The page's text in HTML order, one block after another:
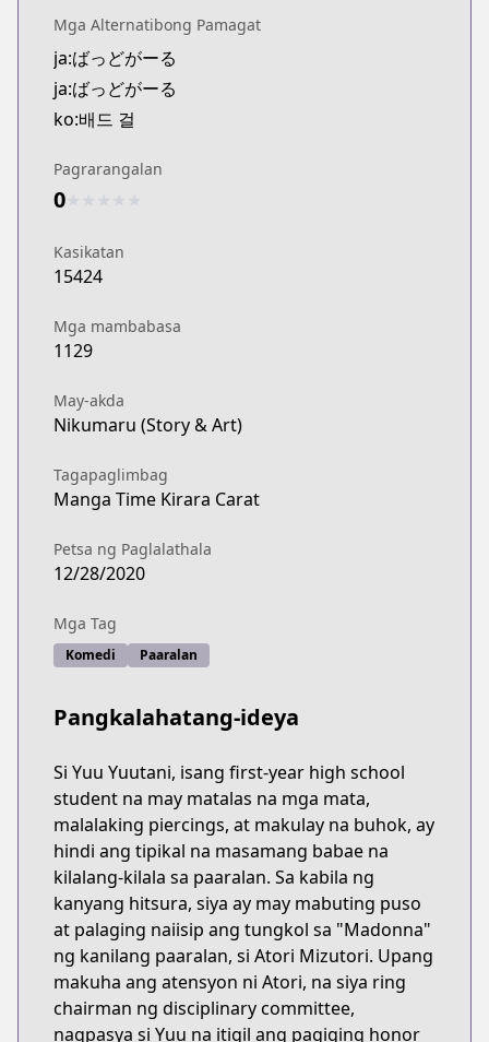
https://comic-fuz.com/book/26007
Kitsu
Kitsu
https://kitsu.app/manga/62691
MangaUpdates
https://www.mangaupdates.com/
https://bookwalker.jp/series/337580
Mga Alternatibong Pamagat
ja:ばっどがーる
ja:ばっどがーる
ko:배드 걸
Pagrarangalan
0
Kasikatan
15424
Mga mambabasa
1129
May-akda
Nikumaru (Story & Art)
Tagapaglimbag
Manga Time Kirara Carat
Petsa ng Paglalathala
12/28/2020
Mga Tag
Komedi Paaralan
Pangkalahatang-ideya
Si Yuu Yuutani, isang first-year high school
student na may matalas na mga mata,
malalaking piercings, at makulay na buhok, ay
hindi ang tipikal na masamang babae na
kilalang-kilala sa paaralan. Sa kabila ng
kanyang hitsura, siya ay may mabuting puso
at palaging naiisip ang tungkol sa "Madonna"
ng kanilang paaralan, si Atori Mizutori. Upang
makuha ang atensyon ni Atori, na siya ring
chairman ng disciplinary committee,
nagpasya si Yuu na itigil ang pagiging honor